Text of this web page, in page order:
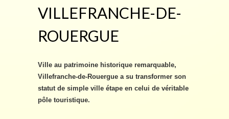
VILLEFRANCHE-DE-
ROUERGUE
Ville au patrimoine historique remarquable,
Villefranche-de-Rouergue a su transformer son
statut de simple ville étape en celui de véritable
pôle touristique.